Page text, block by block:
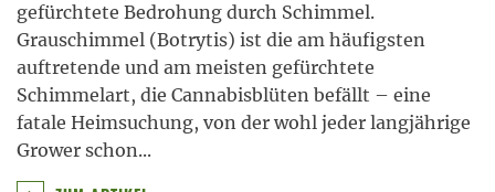
gefürchtete Bedrohung durch Schimmel.
Grauschimmel (Botrytis) ist die am häufigsten
auftretende und am meisten gefürchtete
Schimmelart, die Cannabisblüten befällt – eine
fatale Heimsuchung, von der wohl jeder langjährige
Grower schon...